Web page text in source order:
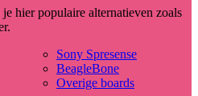
hier populaire alternatieven zoals
Sony Spresense
BeagleBone
Overige boards